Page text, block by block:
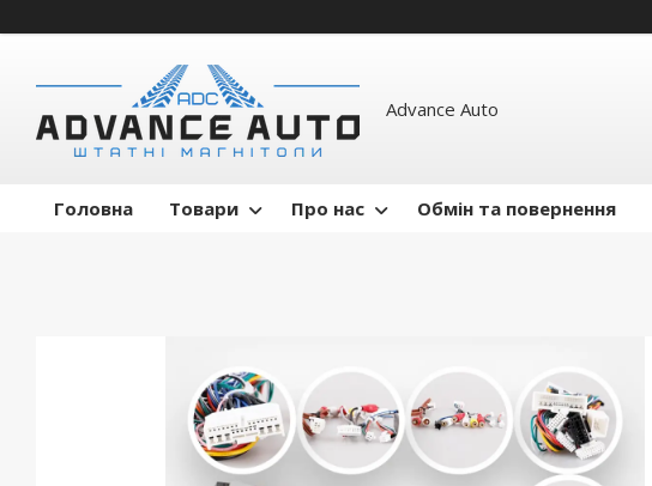
Advance Auto
Головна Товари Про нас Обмін та повернення